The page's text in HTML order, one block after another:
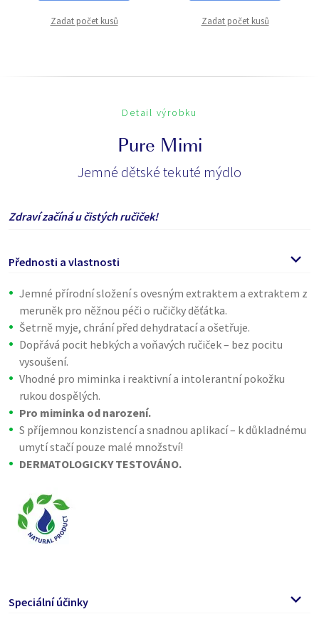
Zadat počet kusů Zadat počet kusů
Detail výrobku
Pure Mimi
Jemné dětské tekuté mýdlo
Zdraví začíná u čistých ručiček!
Přednosti a vlastnosti
Jemné přírodní složení s ovesným extraktem a extraktem z
meruněk pro něžnou péči o ručičky děťátka.
Šetrně myje, chrání před dehydratací a ošetřuje.
Dopřává pocit hebkých a voňavých ručiček – bez pocitu
vysoušení.
Vhodné pro miminka i reaktivní a intolerantní pokožku
rukou dospělých.
Pro miminka od narození.
S příjemnou konzistencí a snadnou aplikací – k důkladnému
umytí stačí pouze malé množství!
DERMATOLOGICKY TESTOVÁNO.
Speciální účinky